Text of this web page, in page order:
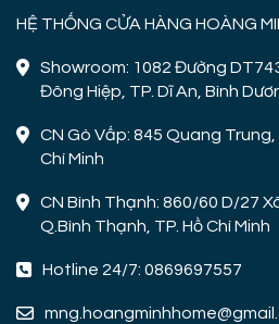
HỆ THỐNG CỬA HÀNG HOÀNG
Showroom: 1082 Đường
Đông Hiệp, TP. Dĩ An, Bình
CN Gò Vấp: 845 Quang Trung,
Chí Minh
CN Bình Thạnh: 860/60 D/27
Q.Bình Thạnh, TP. Hồ Chí Minh
Hotline 24/7: 0869697557